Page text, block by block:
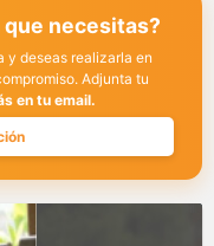
necesitas?
y deseas realizarla en
Adjunta tu
en tu email.